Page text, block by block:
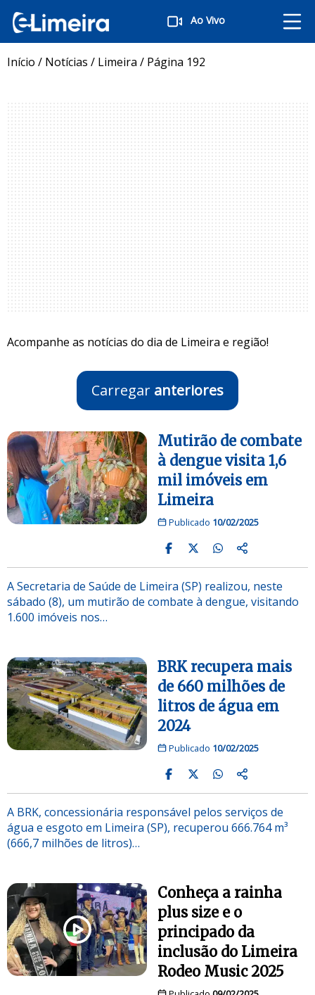
Ao Vivo
Início / Notícias / Limeira / Página 192
Acompanhe as notícias do dia de Limeira e região!
Carregar anteriores
Mutirão de combate
à dengue visita 1,6
mil imóveis em
Limeira
Publicado 10/02/2025
A Secretaria de Saúde de Limeira (SP) realizou, neste
sábado (8), um mutirão de combate à dengue, visitando
1.600 imóveis nos…
BRK recupera mais
de 660 milhões de
litros de água em
2024
Publicado 10/02/2025
A BRK, concessionária responsável pelos serviços de
água e esgoto em Limeira (SP), recuperou 666.764 m³
(666,7 milhões de litros)…
Conheça a rainha
plus size e o
principado da
inclusão do Limeira
Rodeo Music 2025